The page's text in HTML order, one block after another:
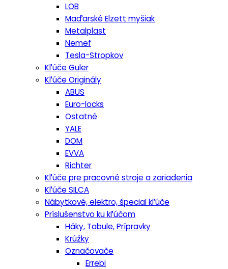
LOB
Maďarské Elzett myšiak
Metalplast
Nemef
Tesla-Stropkov
Kľúče Guler
Kľúče Originály
ABUS
Euro-locks
Ostatné
YALE
DOM
EVVA
Richter
Kľúče pre pracovné stroje a zariadenia
Kľúče SILCA
Nábytkové, elektro, špecial kľúče
Príslušenstvo ku kľúčom
Háky, Tabule, Prípravky
Krúžky
Označovače
Errebi